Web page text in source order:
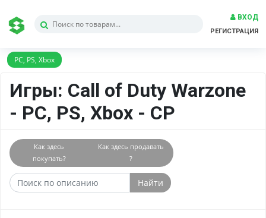
ВХОД
РЕГИСТРАЦИЯ
PC, PS, Xbox
Игры: Call of Duty Warzone
- PC, PS, Xbox - CP
Как здесь
покупать?
Как здесь продавать
?
Найти